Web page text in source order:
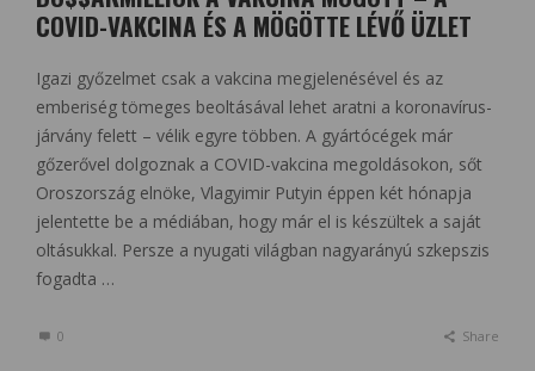
COVID-VAKCINA ÉS A MÖGÖTTE LÉVŐ ÜZLET
Igazi győzelmet csak a vakcina megjelenésével és az
emberiség tömeges beoltásával lehet aratni a koronavírus-
járvány felett – vélik egyre többen. A gyártócégek már
gőzerővel dolgoznak a COVID-vakcina megoldásokon, sőt
Oroszország elnöke, Vlagyimir Putyin éppen két hónapja
jelentette be a médiában, hogy már el is készültek a saját
oltásukkal. Persze a nyugati világban nagyarányú szkepszis
fogadta …
0 Share